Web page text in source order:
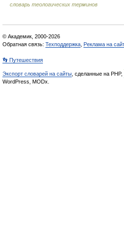
словарь теологических терминов
© Академик, 2000-2026
Обратная связь: Техподдержка Реклама на
👣 Путешествия
Экспорт словарей на сайты , сделанные на PHP,
WordPress, MODx.